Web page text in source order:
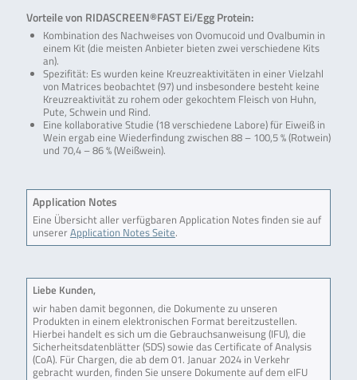
Vorteile von RIDASCREEN®FAST Ei/Egg Protein:
Kombination des Nachweises von Ovomucoid und Ovalbumin in
einem Kit (die meisten Anbieter bieten zwei verschiedene Kits
an).
Spezifität: Es wurden keine Kreuzreaktivitäten in einer Vielzahl
von Matrices beobachtet (97) und insbesondere besteht keine
Kreuzreaktivität zu rohem oder gekochtem Fleisch von Huhn,
Pute, Schwein und Rind.
Eine kollaborative Studie (18 verschiedene Labore) für Eiweiß in
Wein ergab eine Wiederfindung zwischen 88 – 100,5 % (Rotwein)
und 70,4 – 86 % (Weißwein).
Application Notes
Eine Übersicht aller verfügbaren Application Notes finden sie auf
unsererApplication Notes Seite.
Liebe Kunden,
wir haben damit begonnen, die Dokumente zu unseren
Produkten in einem elektronischen Format bereitzustellen.
Hierbei handelt es sich um die Gebrauchsanweisung (IFU), die
Sicherheitsdatenblätter (SDS) sowie das Certificate of Analysis
(CoA). Für Chargen, die ab dem 01. Januar 2024 in Verkehr
gebracht wurden, finden Sie unsere Dokumente auf dem eIFU